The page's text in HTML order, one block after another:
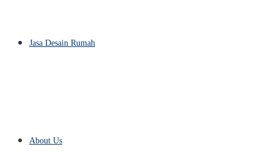
Jasa Desain Rumah
About Us